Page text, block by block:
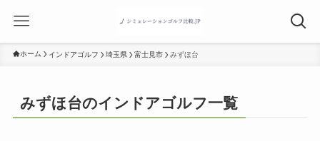
ホーム インドアゴルフ 埼玉県 富士見市 みずほ台
みずほ台のインドアゴルフ一覧